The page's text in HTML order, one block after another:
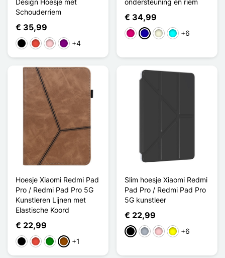
Schouderriem
€ 35,99
ZwartRoodRozePurper
+4
€ 34,99
MagentaDonkerblauw
BeigeCyaan
+6
Hoesje Xiaomi Redmi Pad
Pro / Redmi Pad Pro 5G
Kunstleren Lijnen met
Elastische Koord
€ 22,99
ZwartRoodGroenBruin+1
Slim hoesje Xiaomi Redmi
Pad Pro / Redmi Pad Pro
5G kunstleer
€ 22,99
ZwartGrijsRozeGeel+6